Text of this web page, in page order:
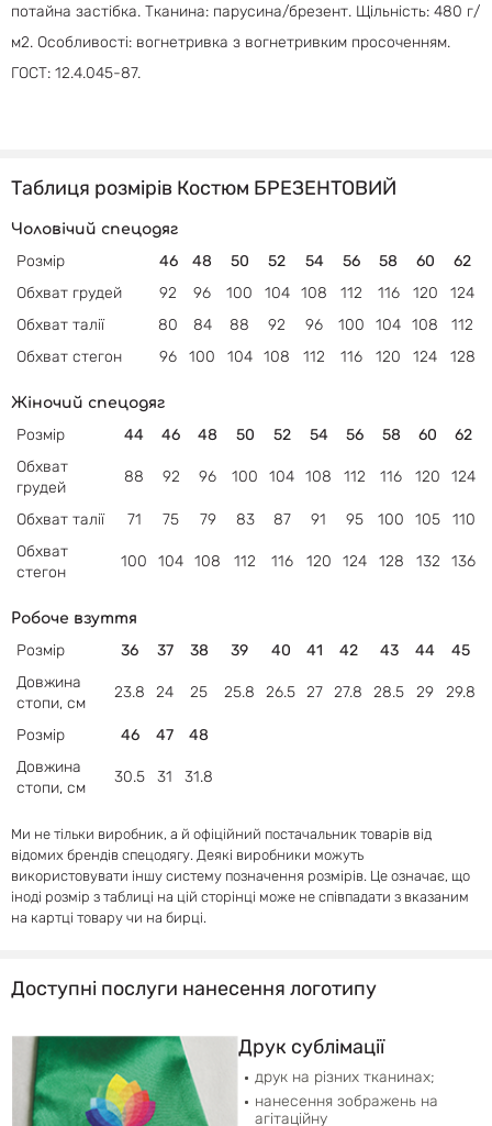
потайна застібка. Тканина: парусина/брезент. Щільність: 480 г/
м2. Особливості: вогнетривка з вогнетривким просоченням.
ГОСТ: 12.4.045-87.
Таблиця розмірів Костюм БРЕЗЕНТОВИЙ
Чоловічий спецодяг
Розмір 46 48 50 52 54 56 58 60
62
Обхват грудей
92 96 100 104 108 112 116 120
124
Обхват талії
80 84 88 92 96 100 104 108
112
Обхват стегон 96 100 104 108 112 116 120 124 128
Жіночий спецодяг
Розмір 44 46 48 50 52 54 56 58 60
62
Обхват
грудей
88 92 96 100 104 108 112 116 120 124
Обхват талії 71 75 79 83 87 91 95 100 105
110
Обхват
стегон
100 104 108 112 116 120 124 128 132 136
Робоче взуття
Розмір 36 37 38 39 40 41 42 43 44
45
Довжина
стопи, см
23.8 24 25 25.8 26.5 27 27.8 28.5 29 29.8
Розмір 46 47
48
Довжина
стопи, см
30.5 31 31.8
Ми не тільки виробник, а й офіційний постачальник товарів від
відомих брендів спецодягу. Деякі виробники можуть
використовувати іншу систему позначення розмірів. Це означає, що
іноді розмір з таблиці на цій сторінці може не співпадати з вказаним
на картці товару чи на бирці.
Доступні послуги нанесення логотипу
Друк сублімації
друк на різних тканинах;
нанесення зображень на
агітаційну